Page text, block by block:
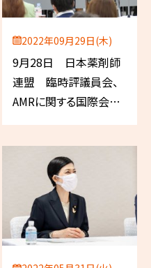
2022年09月29日(木)
9月28日 日本薬剤師
連盟 臨時評議員会、
AMRに関する国際会議